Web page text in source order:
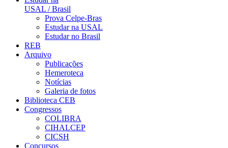
USAL / Brasil
Prova Celpe-Bras
Estudar na USAL
Estudar no Brasil
REB
Arquivo
Publicações
Hemeroteca
Notícias
Galeria de fotos
Biblioteca CEB
Congressos
COLIBRA
CIHALCEP
CICSH
Concursos